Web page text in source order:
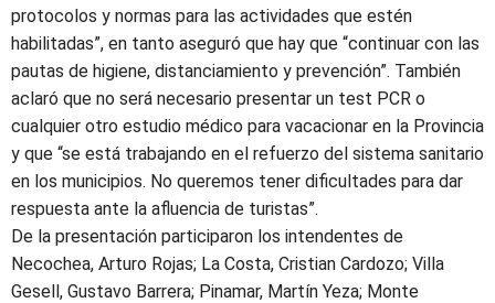
protocolos y normas para las actividades que estén
habilitadas”, en tanto aseguró que hay que “continuar con las
pautas de higiene, distanciamiento y prevención”. También
aclaró que no será necesario presentar un test PCR o
cualquier otro estudio médico para vacacionar en la Provincia
y que “se está trabajando en el refuerzo del sistema sanitario
en los municipios. No queremos tener dificultades para dar
respuesta ante la afluencia de turistas”.
De la presentación participaron los intendentes de
Necochea, Arturo Rojas; La Costa, Cristian Cardozo; Villa
Gesell, Gustavo Barrera; Pinamar, Martín Yeza; Monte